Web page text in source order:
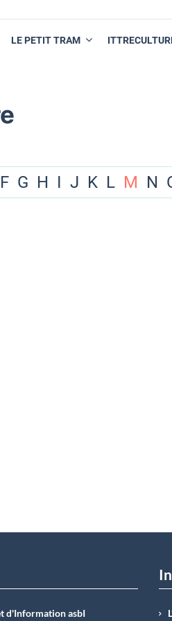
LE PETIT TRAM
F G H I J K L M N
d'Information asbI